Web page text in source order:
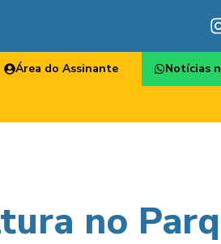
Área do Assinante Notícias
no